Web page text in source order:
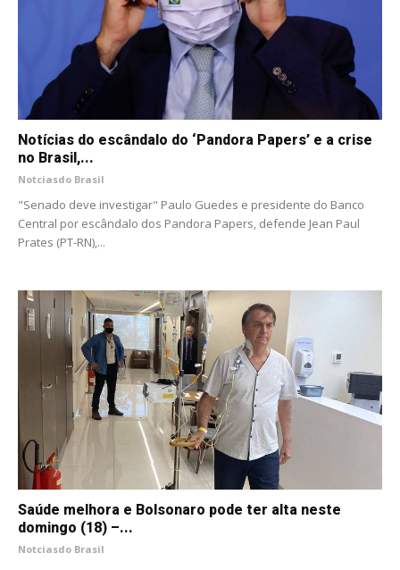
Notícias do escândalo do ‘Pandora Papers’ e a crise
no Brasil,...
Notciasdo Brasil
"Senado deve investigar" Paulo Guedes e presidente do Banco
Central por escândalo dos Pandora Papers, defende Jean Paul
Prates (PT-RN),...
Saúde melhora e Bolsonaro pode ter alta neste
domingo (18) –...
Notciasdo Brasil